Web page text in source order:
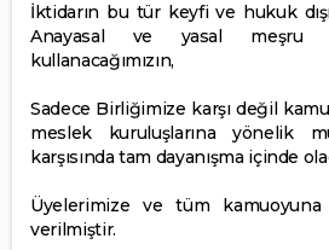
İktidarın bu tür keyfi ve hukuk
Anayasal ve yasal meşru
kullanacağımızın,
Sadece Birliğimize karşı değil
meslek kuruluşlarına yönelik
karşısında tam dayanışma içinde
Üyelerimize ve tüm kamuoyuna
verilmiştir.